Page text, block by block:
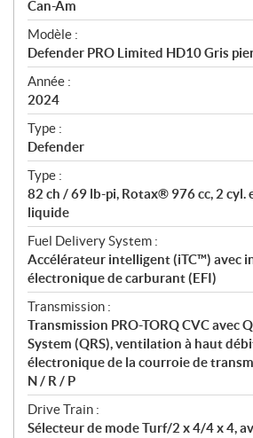
p
é
c
i
f
i
c
a
t
i
o
n
s
Can-Am
Modèle :
Defender PRO Limited HD10 Gris
Année :
2024
Type :
Defender
Type :
82 ch / 69 lb-pi, Rotax® 976 cc, 2 cyl.
liquide
Fuel Delivery System :
Accélérateur intelligent (iTC™) avec
électronique de carburant (EFI)
Transmission :
Transmission PRO-TORQ CVC avec
System (QRS), ventilation à haut
électronique de la courroie de
N / R / P
Drive Train :
Sélecteur de mode Turf/2 x 4/4 x 4,